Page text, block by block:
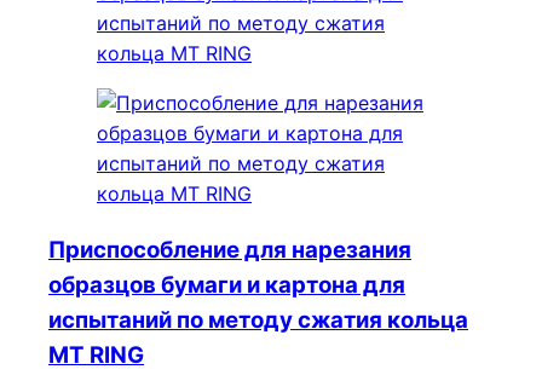
Приспособление для нарезания
образцов бумаги и картона для
испытаний по методу сжатия кольца
МТ RING